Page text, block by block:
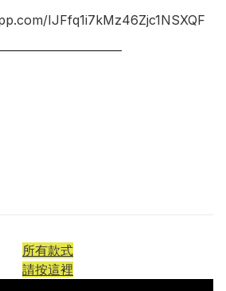
IJFfq1i7kMz46Zjc1NSXQF
所有款式
請按這裡